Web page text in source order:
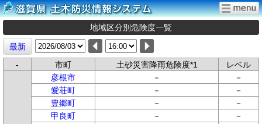
地域区分別危険度一覧
最新
-
市町 土砂災害降雨危険度*1 レベル
彦根市 －
－
愛荘町
－
－
豊郷町
－
－
甲良町
－
－